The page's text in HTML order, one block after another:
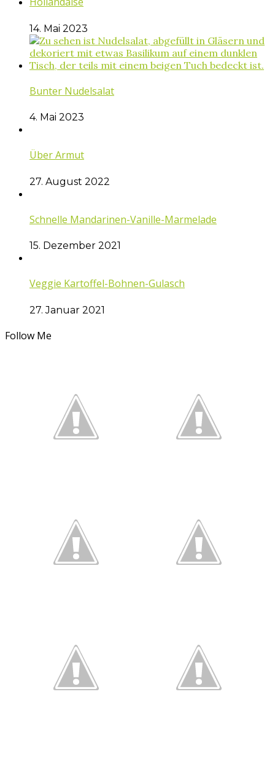
14. Mai 2023
Bunter Nudelsalat
4. Mai 2023
Über Armut
27. August 2022
Schnelle Mandarinen-Vanille-Marmelade
15. Dezember 2021
Veggie Kartoffel-Bohnen-Gulasch
27. Januar 2021
Follow Me